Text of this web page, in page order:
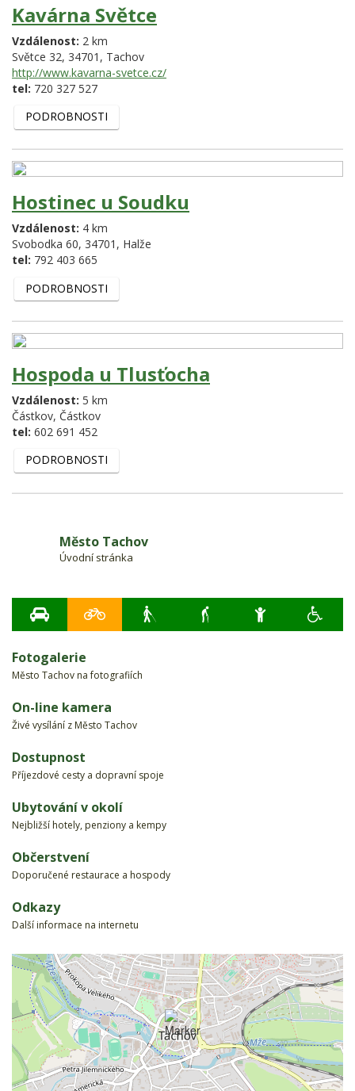
Kavárna Světce
Vzdálenost: 2 km
Světce 32, 34701, Tachov
http://www.kavarna-svetce.cz/
tel: 720 327 527
PODROBNOSTI
Hostinec u Soudku
Vzdálenost: 4 km
Svobodka 60, 34701, Halže
tel: 792 403 665
PODROBNOSTI
Hospoda u Tlusťocha
Vzdálenost: 5 km
Částkov, Částkov
tel: 602 691 452
PODROBNOSTI
Město Tachov
Úvodní stránka
Fotogalerie
Město Tachov na fotografiích
On-line kamera
Živé vysílání z Město Tachov
Dostupnost
Příjezdové cesty a dopravní spoje
Ubytování v okolí
Nejbližší hotely, penziony a kempy
Občerstvení
Doporučené restaurace a hospody
Odkazy
Další informace na internetu